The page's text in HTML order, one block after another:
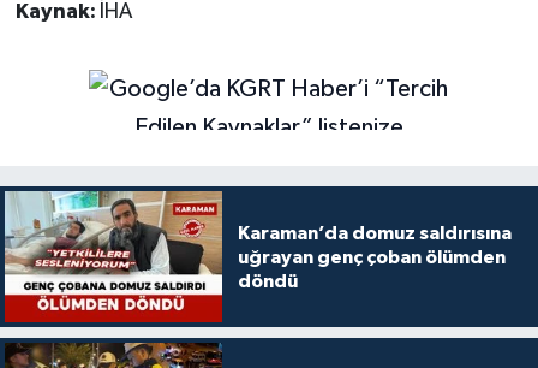
Kaynak: İHA
Karaman’da domuz saldırısına
uğrayan genç çoban ölümden
döndü